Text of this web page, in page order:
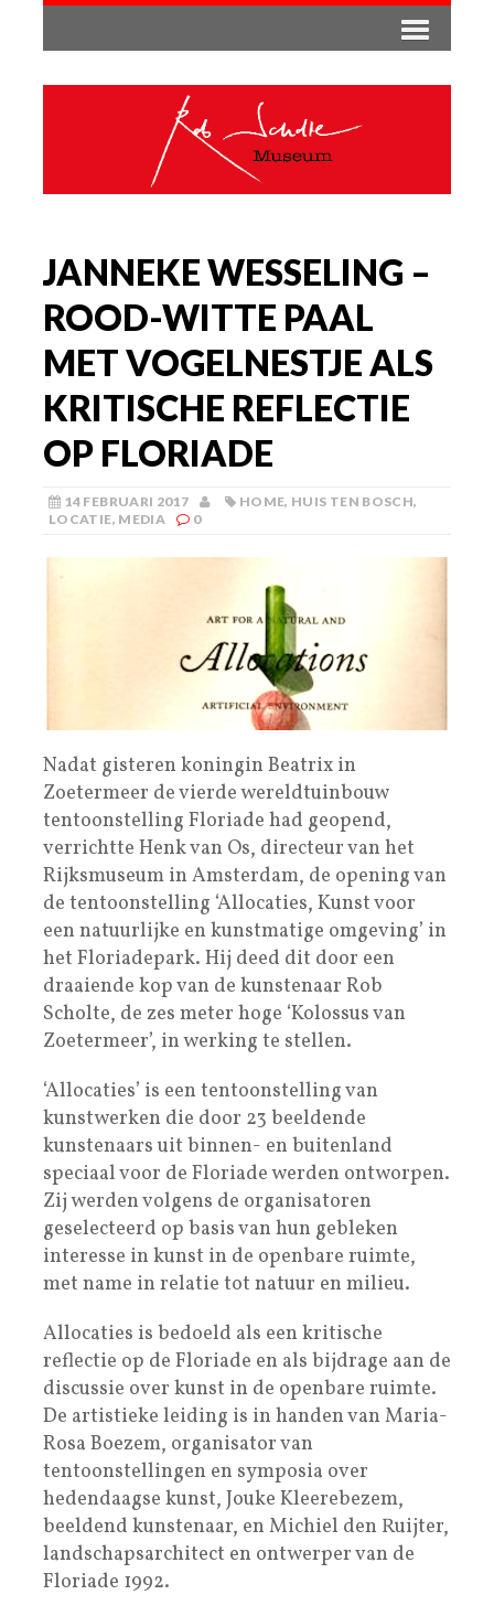
JANNEKE WESSELING –
ROOD-WITTE PAAL
MET VOGELNESTJE ALS
KRITISCHE REFLECTIE
OP FLORIADE
14 FEBRUARI 2017 HOME, HUIS TEN BOSCH,
LOCATIE, MEDIA 0
Nadat gisteren koningin Beatrix in
Zoetermeer de vierde wereldtuinbouw
tentoonstelling Floriade had geopend,
verrichtte Henk van Os, directeur van het
Rijksmuseum in Amsterdam, de opening van
de tentoonstelling ‘Allocaties, Kunst voor
een natuurlijke en kunstmatige omgeving’ in
het Floriadepark. Hij deed dit door een
draaiende kop van de kunstenaar Rob
Scholte, de zes meter hoge ‘Kolossus van
Zoetermeer’, in werking te stellen.
‘Allocaties’ is een tentoonstelling van
kunstwerken die door 23 beeldende
kunstenaars uit binnen- en buitenland
speciaal voor de Floriade werden ontworpen.
Zij werden volgens de organisatoren
geselecteerd op basis van hun gebleken
interesse in kunst in de openbare ruimte,
met name in relatie tot natuur en milieu.
Allocaties is bedoeld als een kritische
reflectie op de Floriade en als bijdrage aan de
discussie over kunst in de openbare ruimte.
De artistieke leiding is in handen van Maria-
Rosa Boezem, organisator van
tentoonstellingen en symposia over
hedendaagse kunst, Jouke Kleerebezem,
beeldend kunstenaar, en Michiel den Ruijter,
landschapsarchitect en ontwerper van de
Floriade 1992.